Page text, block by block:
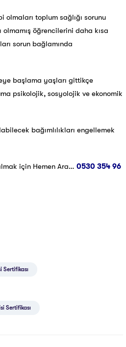
olmaları toplum sağlığı sorunu
öğrencilerini daha kısa
sorun bağlamında
başlama yaşları gittikçe
psikolojik, sosyolojik ve ekonomik
bağımlılıkları engellemek
için Hemen Ara… 0530 354 96
Sertifikası
Sertifikası